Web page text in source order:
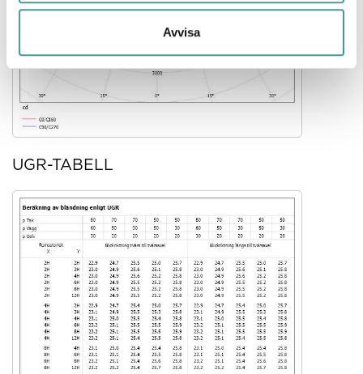
Avvisa
UGR-TABELL